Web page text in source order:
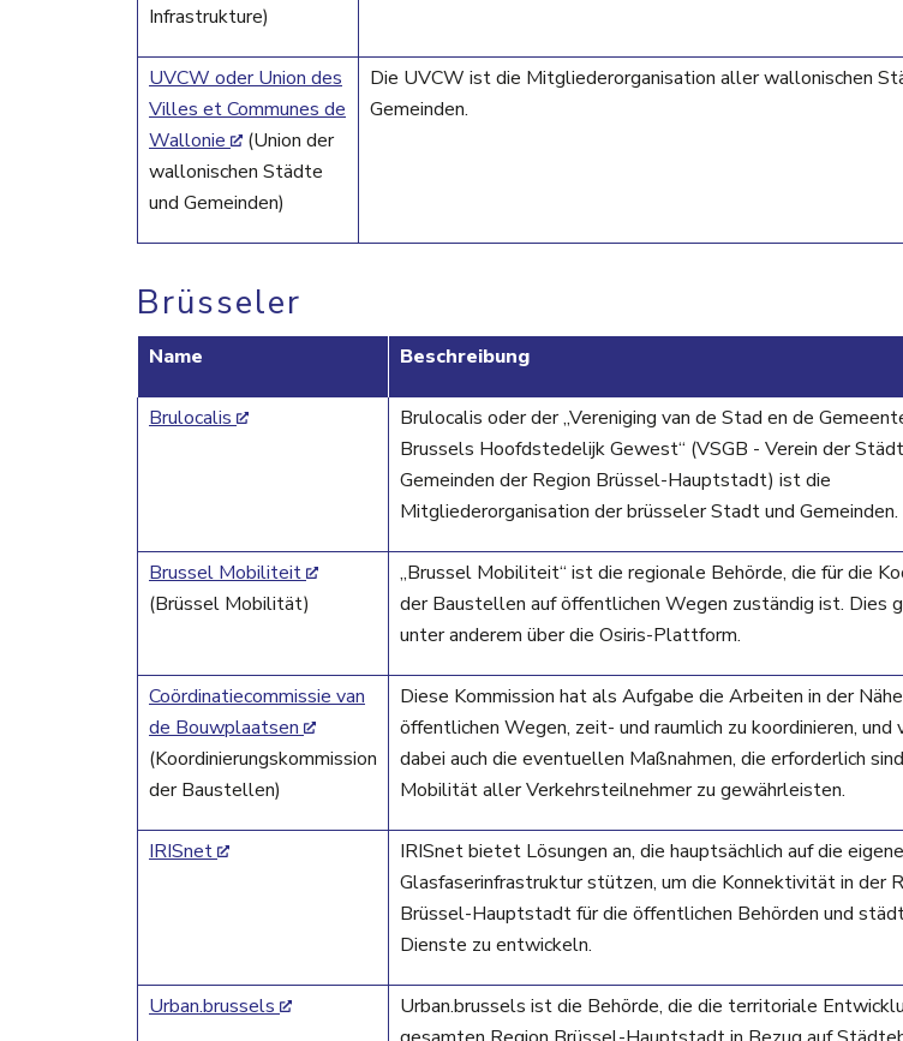
Infrastrukture)
UVCW oder Union des
Villes et Communes de
Wallonie
(Union der
wallonischen Städte
und Gemeinden)
Die UVCW ist die Mitgliederorganisation aller wallonischen
Gemeinden.
Brüsseler
Name Beschreibung
Brulocalis
Brulocalis oder der „Vereniging van de Stad en de
Brussels Hoofdstedelijk Gewest“ (VSGB - Verein der
Gemeinden der Region Brüssel-Hauptstadt) ist die
Mitgliederorganisation der brüsseler Stadt und Gemeinden.
Brussel Mobiliteit
(Brüssel Mobilität)
„Brussel Mobiliteit“ ist die regionale Behörde, die für die
der Baustellen auf öffentlichen Wegen zuständig ist. Dies
unter anderem über die Osiris-Plattform.
Coördinatiecommissie van
de Bouwplaatsen
(Koordinierungskommission
der Baustellen)
Diese Kommission hat als Aufgabe die Arbeiten in der
öffentlichen Wegen, zeit- und raumlich zu koordinieren,
dabei auch die eventuellen Maßnahmen, die erforderlich
Mobilität aller Verkehrsteilnehmer zu gewährleisten.
IRISnet
IRISnet bietet Lösungen an, die hauptsächlich auf die eigene
Glasfaserinfrastruktur stützen, um die Konnektivität in der
Brüssel-Hauptstadt für die öffentlichen Behörden und
Dienste zu entwickeln.
Urban.brussels
Urban.brussels ist die Behörde, die die territoriale